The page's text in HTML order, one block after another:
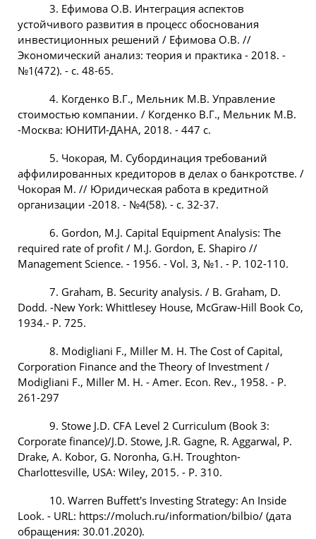
3. Ефимова О.В. Интеграция аспектов
устойчивого развития в процесс обоснования
инвестиционных решений / Ефимова О.В. //
Экономический анализ: теория и практика - 2018. -
№1(472). - с. 48-65.
4. Когденко В.Г., Мельник М.В. Управление
стоимостью компании. / Когденко В.Г., Мельник М.В.
-Москва: ЮНИТИ-ДАНА, 2018. - 447 с.
5. Чокорая, М. Субординация требований
аффилированных кредиторов в делах о банкротстве. /
Чокорая М. // Юридическая работа в кредитной
организации -2018. - №4(58). - с. 32-37.
6. Gordon, M.J. Capital Equipment Analysis: The
required rate of profit / M.J. Gordon, E. Shapiro //
Management Science. - 1956. - Vol. 3, №1. - P. 102-110.
7. Graham, B. Security analysis. / B. Graham, D.
Dodd. -New York: Whittlesey House, McGraw-Hill Book Co,
1934.- P. 725.
8. Modigliani F., Miller M. H. The Cost of Capital,
Corporation Finance and the Theory of Investment /
Modigliani F., Miller M. H. - Amer. Econ. Rev., 1958. - P.
261-297
9. Stowe J.D. CFA Level 2 Curriculum (Book 3:
Corporate finance)/J.D. Stowe, J.R. Gagne, R. Aggarwal, P.
Drake, A. Kobor, G. Noronha, G.H. Troughton-
Charlottesville, USA: Wiley, 2015. - P. 310.
10. Warren Buffett's Investing Strategy: An Inside
Look. - URL: https://moluch.ru/information/bilbio/ (дата
обращения: 30.01.2020).